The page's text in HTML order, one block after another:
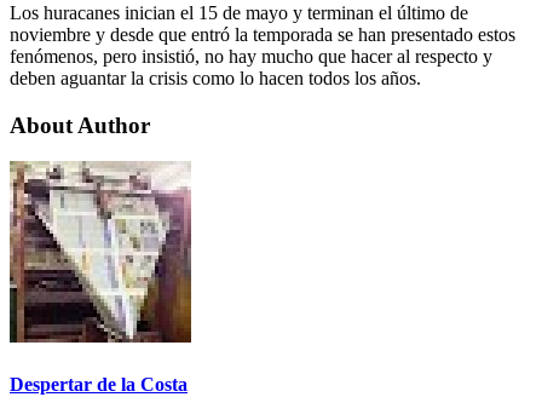
Los huracanes inician el 15 de mayo y terminan el último de
noviembre y desde que entró la temporada se han presentado estos
fenómenos, pero insistió, no hay mucho que hacer al respecto y
deben aguantar la crisis como lo hacen todos los años.
About Author
Despertar de la Costa